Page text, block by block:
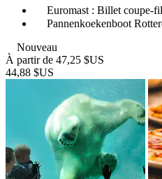
Euromast : Billet coupe-
Pannenkoekenboot
Nouveau
À partir de 47,25 $US
44,88 $US